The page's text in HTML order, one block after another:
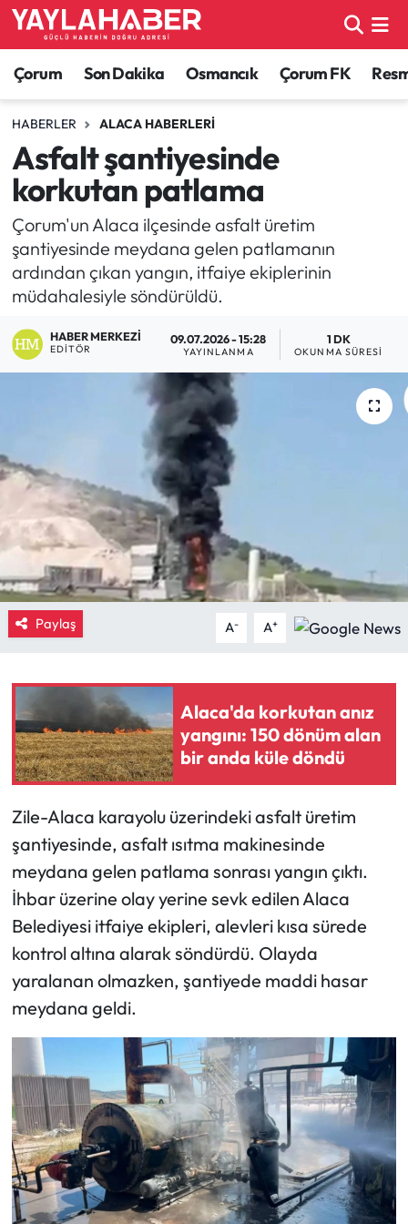
Çorum Son Dakika Osmancık Çorum FK
HABERLER ALACA HABERLERI
Asfalt şantiyesinde
korkutan patlama
Çorum'un Alaca ilçesinde asfalt üretim
şantiyesinde meydana gelen patlamanın
ardından çıkan yangın, itfaiye ekiplerinin
müdahalesiyle söndürüldü.
HABER MERKEZI
EDITÖR
09.07.2026 - 15:28
YAYINLANMA
1 DK
OKUNMA SÜRESI
Paylaş A- A+
Alaca'da korkutan anız
yangını: 150 dönüm alan
bir anda küle döndü
Zile-Alaca karayolu üzerindeki asfalt üretim
şantiyesinde, asfalt ısıtma makinesinde
meydana gelen patlama sonrası yangın çıktı.
İhbar üzerine olay yerine sevk edilen Alaca
Belediyesi itfaiye ekipleri, alevleri kısa sürede
kontrol altına alarak söndürdü. Olayda
yaralanan olmazken, şantiyede maddi hasar
meydana geldi.
Alaca Haberleri
Bayat Haberleri
Bilgi - Keşfet Haberleri
Bilim ve Teknoloji
Boğazkale Haberleri
Çorum Haberleri
Çorum Son Dakika Haberleri
Dodurga Haberleri
Ekonomi
Güncel
İskilip Haberleri
Kargı Haberleri
Kültür Sanat
Laçin Haberleri
Magazin
Mecitözü Haberleri
Oğuzlar Haberleri
Ortaköy Haberleri
Osmancık Haberleri
Resmi İlan
Resmi Reklam
Sağlık
Çorum Nöbetçi Eczaneler
Çorum Hava Durumu
Çorum Namaz Vakitleri
Çorum Trafik Yoğunluk Haritası
TFF 1.Lig Puan Durumu ve Fikstür
Tüm Manşetler
Son Dakika Haberleri
Haber Arşivi